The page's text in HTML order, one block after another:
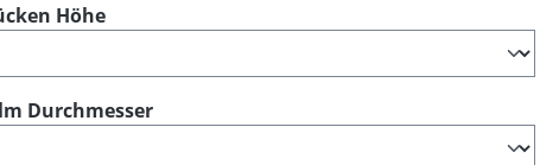
Höheauswählen
Durchmesserauswählen